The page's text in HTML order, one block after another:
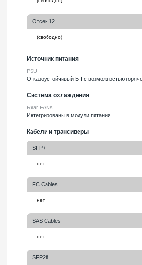
Отсек 12
Источник питания
PSU
Отказоустойчивый БП с возможностью
Система охлаждения
Rear FANs
Интегрированы в модули питания
Кабели и трансиверы
SFP+
FC Cables
SAS Cables
SFP28